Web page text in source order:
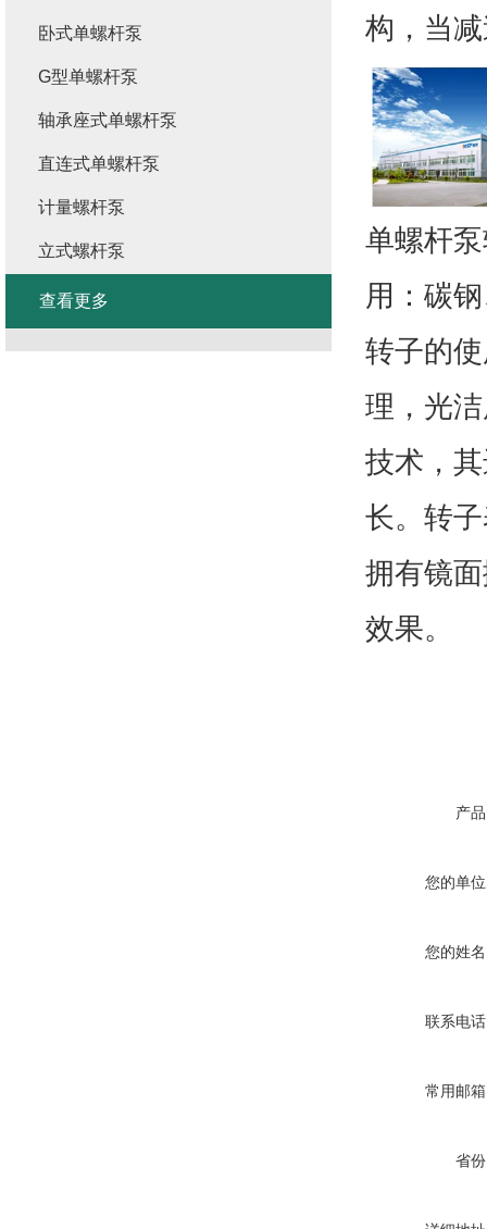
构，当
单螺杆
用：碳
转子的
理，光
技术，
长。转
拥有镜
效果。
产
您的单
您的姓
联系电
常用邮
省
卧式单螺杆泵
G型单螺杆泵
轴承座式单螺杆泵
直连式单螺杆泵
计量螺杆泵
立式螺杆泵
查看更多